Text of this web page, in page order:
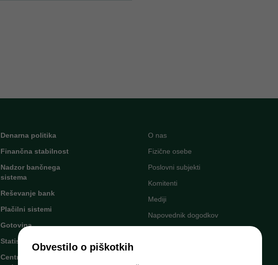
Denarna politika
Finančna stabilnost
Nadzor bančnega
sistema
Reševanje bank
Plačilni sistemi
Gotovina
Statistika
Centralni kreditni
O nas
Fizične osebe
Poslovni subjekti
Komitenti
Mediji
Napovednik dogodkov
Obvestilo o piškotkih